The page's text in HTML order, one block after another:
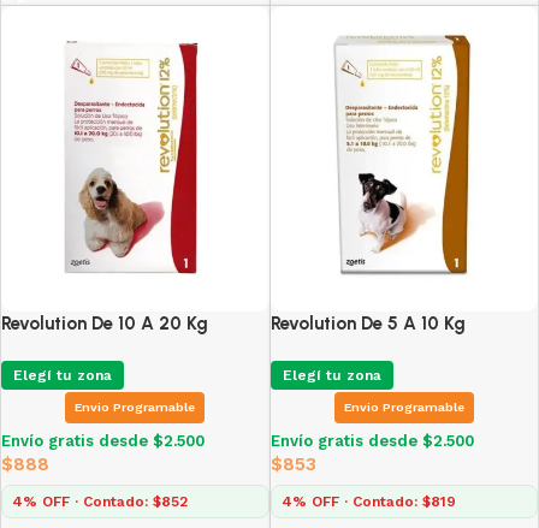
Revolution De 10 A 20 Kg
Elegí tu zona
Envio Programable
Envío gratis desde $2.500
$888
4% OFF · Contado: $852
Revolution De 5 A 10 Kg
Elegí tu zona
Envio Programable
Envío gratis desde $2.500
$853
4% OFF · Contado: $819